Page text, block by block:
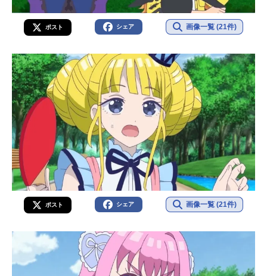
ポスト シェア 画像一覧 (21件)
ポスト シェア 画像一覧 (21件)